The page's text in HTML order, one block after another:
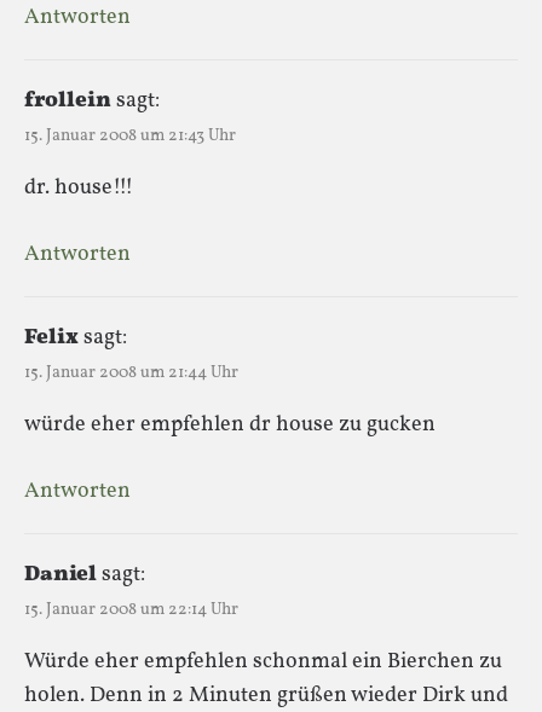
Antworten
frolleinsagt:
15. Januar 2008 um 21:43 Uhr
dr. house!!!
Antworten
Felixsagt:
15. Januar 2008 um 21:44 Uhr
würde eher empfehlen dr house zu gucken
Antworten
Danielsagt:
15. Januar 2008 um 22:14 Uhr
Würde eher empfehlen schonmal ein Bierchen zu
holen. Denn in 2 Minuten grüßen wieder Dirk und